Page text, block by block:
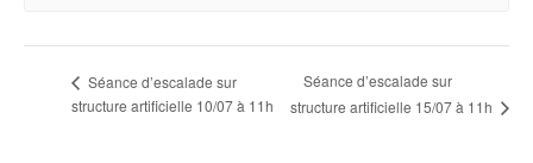
Séance d’escalade sur
structure artificielle 10/07 à 11h
Séance d’escalade sur
structure artificielle 15/07 à 11h